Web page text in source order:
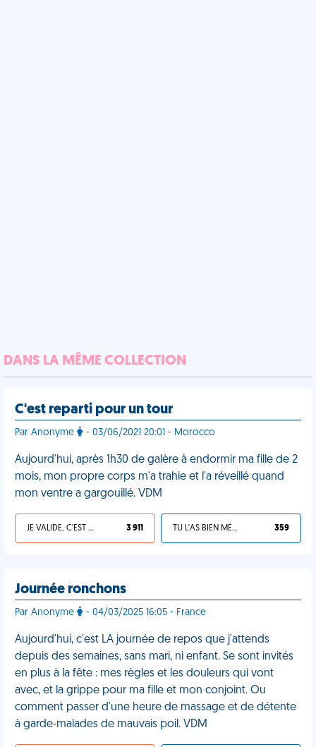
DANS LA MÊME COLLECTION
C'est reparti pour un tour
Par Anonyme - 03/06/2021 20:01 - Morocco
Aujourd'hui, après 1h30 de galère à endormir ma fille de 2
mois, mon propre corps m'a trahie et l'a réveillé quand
mon ventre a gargouillé. VDM
JE VALIDE, C'EST UNE VDM 3 911 TU L'AS BIEN MÉRITÉ 359
Journée ronchons
Par Anonyme - 04/03/2025 16:05 - France
Aujourd'hui, c'est LA journée de repos que j'attends
depuis des semaines, sans mari, ni enfant. Se sont invités
en plus à la fête : mes règles et les douleurs qui vont
avec, et la grippe pour ma fille et mon conjoint. Ou
comment passer d'une heure de massage et de détente
à garde-malades de mauvais poil. VDM